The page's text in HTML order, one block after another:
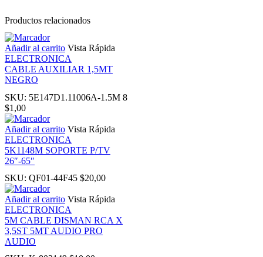
panel
panel
Panel
Panel
Productos relacionados
Añadir al carrito Vista Rápida
ELECTRONICA
CABLE AUXILIAR 1,5MT
NEGRO
SKU: 5E147D1.11006A-1.5M 8
$1,00
Añadir al carrito Vista Rápida
ELECTRONICA
5K1148M SOPORTE P/TV
26″-65″
SKU: QF01-44F45 $20,00
Añadir al carrito Vista Rápida
ELECTRONICA
5M CABLE DISMAN RCA X
3,5ST 5MT AUDIO PRO
AUDIO